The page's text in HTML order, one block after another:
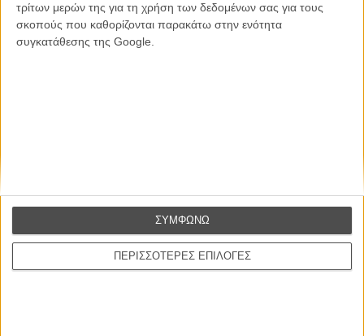
τρίτων μερών της για τη χρήση των δεδομένων σας για τους
σκοπούς που καθορίζονται παρακάτω στην ενότητα
συγκατάθεσης της Google.
ΠΕΡΙΣΣΟΤΕΡΕΣ ΕΠΙΛΟΓΕΣ
ΣΥΜΦΩΝΩ
Θέλω να λαμβάνω τα newsletter σας.